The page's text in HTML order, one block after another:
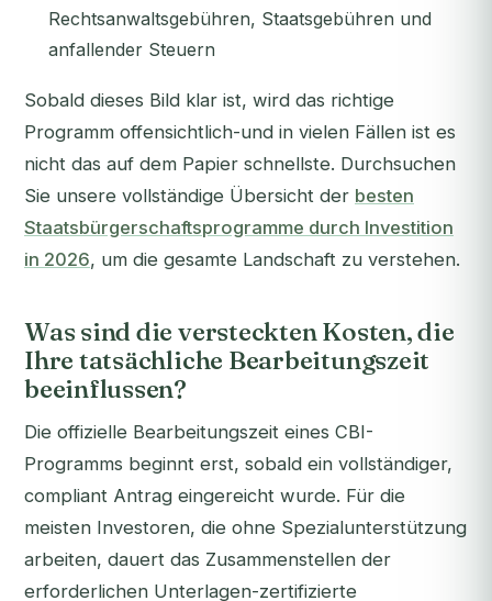
Rechtsanwaltsgebühren, Staatsgebühren und
anfallender Steuern
Sobald dieses Bild klar ist, wird das richtige
Programm offensichtlich-und in vielen Fällen ist es
nicht das auf dem Papier schnellste. Durchsuchen
Sie unsere vollständige Übersicht der besten
Staatsbürgerschaftsprogramme durch Investition
in 2026, um die gesamte Landschaft zu verstehen.
Was sind die versteckten Kosten, die
Ihre tatsächliche Bearbeitungszeit
beeinflussen?
Die offizielle Bearbeitungszeit eines CBI-
Programms beginnt erst, sobald ein vollständiger,
compliant Antrag eingereicht wurde. Für die
meisten Investoren, die ohne Spezialunterstützung
arbeiten, dauert das Zusammenstellen der
erforderlichen Unterlagen-zertifizierte